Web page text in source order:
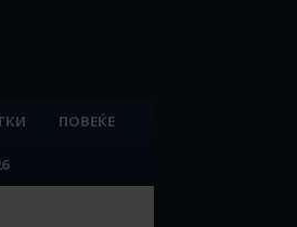
ПОВЕЌЕ